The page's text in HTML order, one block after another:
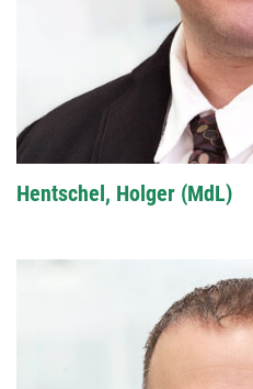
Hentschel, Holger (MdL)